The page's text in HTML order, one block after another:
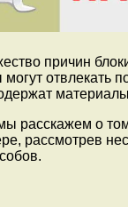
причин
отвлекать
расскажем о
рассмотрев